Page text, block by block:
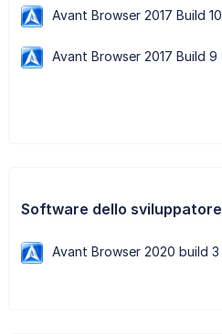
Avant Browser 2017 Build 10
Avant Browser 2017 Build 9
Software dello sviluppatore
Avant Browser 2020 build 3